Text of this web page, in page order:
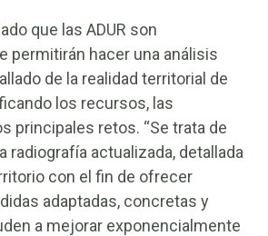
que las ADUR son
permitirán hacer una análisis
de la realidad territorial de
los recursos, las
principales retos. “Se trata de
radiografía actualizada, detallada
con el fin de ofrecer
adaptadas, concretas y
a mejorar exponencialmente